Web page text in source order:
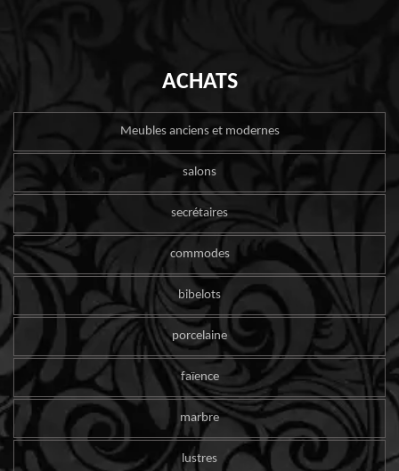
ACHATS
Meubles anciens et modernes
salons
secrétaires
commodes
bibelots
porcelaine
faïence
marbre
lustres